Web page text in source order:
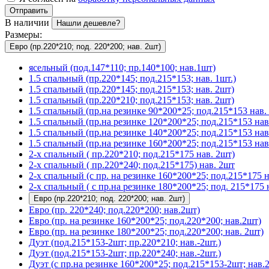
Отправить
В наличии Нашли дешевле?
Размеры:
Евро (пр.220*210; под. 220*200; нав. 2шт)
ясельный (под.147*110; пр.140*100; нав.1шт)
1.5 спальный (пр.220*145; под.215*153; нав. 1шт.)
1.5 спальный (пр.220*145; под.215*153; нав. 2шт)
1.5 спальный (пр.220*210; под.215*153; нав. 2шт)
1.5 спальный (пр.на резинке 90*200*25; под.215*153
1.5 спальный (пр.на резинке 120*200*25; под.215*153
1.5 спальный (пр.на резинке 140*200*25; под.215*153
1.5 спальный (пр.на резинке 160*200*25; под.215*153
2-х спальный ( пр.220*210; под.215*175 нав. 2шт)
2-х спальный ( пр.220*240; под.215*175) нав. 2шт
2-х спальный (с пр. на резинке 160*200*25; под.215*175
2-х спальный ( с пр.на резинке 180*200*25; под. 215*175
Евро (пр.220*210; под. 220*200; нав. 2шт)
Евро (пр. 220*240; под.220*200; нав.2шт)
Евро (пр. на резинке 160*200*25; под.220*200; нав.2шт)
Евро (пр. на резинке 180*200*25; под.220*200; нав. 2шт)
Дуэт (под.215*153-2шт; пр.220*210; нав.-2шт.)
Дуэт (под.215*153-2шт; пр.220*240; нав.-2шт.)
Дуэт (с пр.на резинке 160*200*25; под.215*153-2шт;